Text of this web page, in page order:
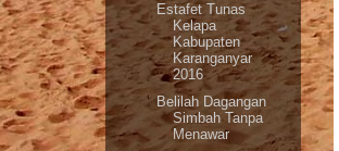
Estafet Tunas
Kelapa
Kabupaten
Karanganyar
2016
Belilah Dagangan
Simbah Tanpa
Menawar